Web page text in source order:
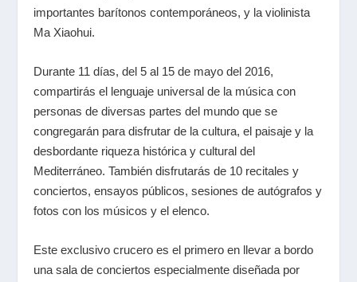
importantes barítonos contemporáneos, y la violinista
Ma Xiaohui.
Durante 11 días, del 5 al 15 de mayo del 2016,
compartirás el lenguaje universal de la música con
personas de diversas partes del mundo que se
congregarán para disfrutar de la cultura, el paisaje y la
desbordante riqueza histórica y cultural del
Mediterráneo. También disfrutarás de 10 recitales y
conciertos, ensayos públicos, sesiones de autógrafos y
fotos con los músicos y el elenco.
Este exclusivo crucero es el primero en llevar a bordo
una sala de conciertos especialmente diseñada por